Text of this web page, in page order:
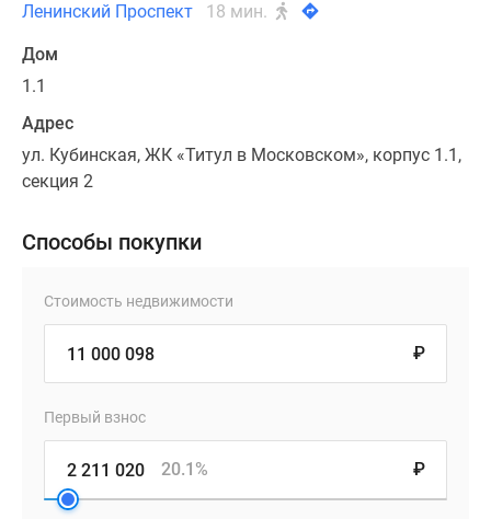
Ленинский Проспект
18 мин.
Дом
1.1
Адрес
ул. Кубинская, ЖК «Титул в Московском», корпус 1.1,
секция 2
Способы покупки
Стоимость недвижимости
₽
Первый взнос
₽
20.1%